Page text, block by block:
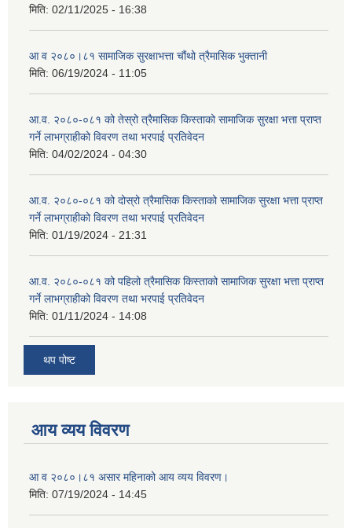
मिति: 02/11/2025 - 16:38
आ व २०८०।८१ सामाजिक सुरक्षाभत्ता चौंथो त्रैमासिक भुक्तानी
मिति: 06/19/2024 - 11:05
आ.व. २०८०-०८१ को तेस्रो त्रैमासिक किस्ताको सामाजिक सुरक्षा भत्ता प्राप्त
गर्ने लाभग्राहीको विवरण तथा भरपाई प्रतिवेदन
मिति: 04/02/2024 - 04:30
आ.व. २०८०-०८१ को दोस्रो त्रैमासिक किस्ताको सामाजिक सुरक्षा भत्ता प्राप्त
गर्ने लाभग्राहीको विवरण तथा भरपाई प्रतिवेदन
मिति: 01/19/2024 - 21:31
आ.व. २०८०-०८१ को पहिलो त्रैमासिक किस्ताको सामाजिक सुरक्षा भत्ता प्राप्त
गर्ने लाभग्राहीको विवरण तथा भरपाई प्रतिवेदन
मिति: 01/11/2024 - 14:08
थप पोष्ट
आय व्यय विवरण
आ व २०८०।८१ असार महिनाको आय व्यय विवरण।
मिति: 07/19/2024 - 14:45